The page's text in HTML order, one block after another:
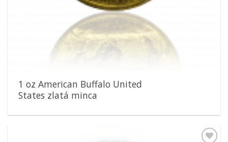
1 oz American Buffalo United
States zlatá minca